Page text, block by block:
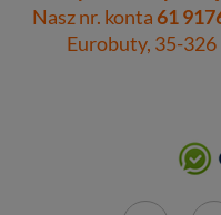
Nasz nr. konta61
Eurobuty, 35-326